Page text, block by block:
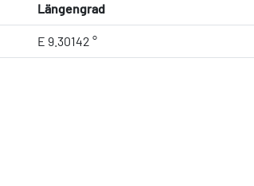
Längengrad
E 9.30142 °